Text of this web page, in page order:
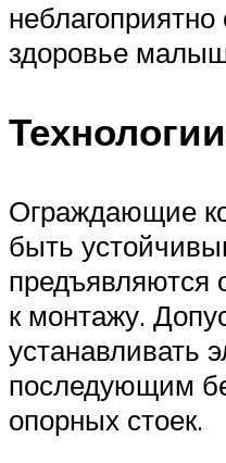
неблагоприятно
здоровье
Ограждающие
быть
предъявляются
к монтажу.
устанавливать
последующим
опорных стоек.